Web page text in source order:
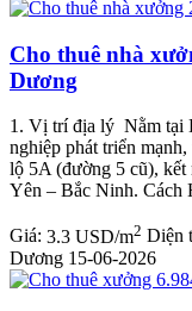
Cho thuê nhà
Dương
1. Vị trí địa lý Nằm tại
nghiệp phát triển
lộ 5A (đường 5 cũ),
Yên – Bắc Ninh. Cách
Giá: 3.3 USD/m2 Diện
Dương 15-06-2026